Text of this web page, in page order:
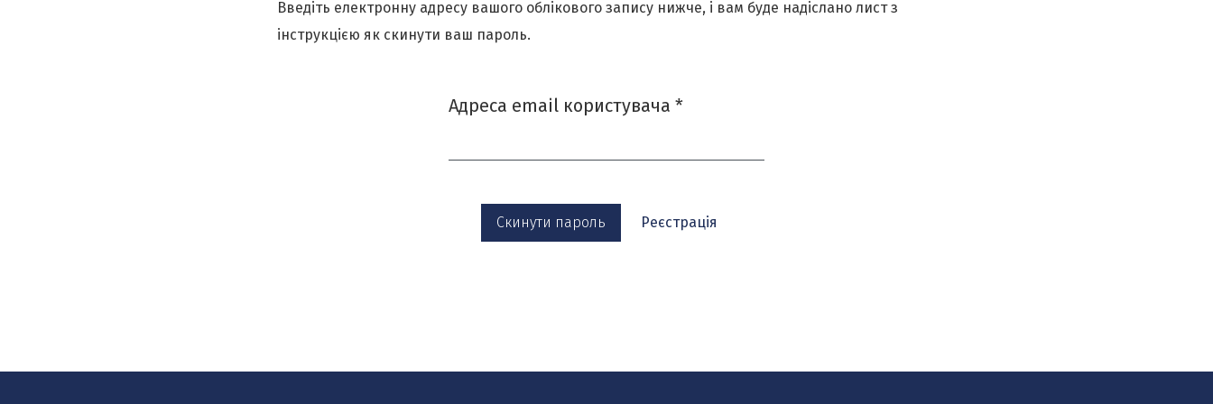
Введіть електронну адресу вашого облікового запису нижче, і вам буде надіслано лист з
інструкцією як скинути ваш пароль.
Адреса email користувача *Обов'язково
Скинути пароль Реєстрація